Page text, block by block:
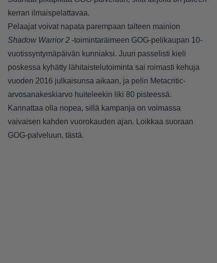
kerran ilmaispelattavaa.
Pelaajat voivat napata parempaan talteen mainion
Shadow Warrior 2 -toimintaräimeen GOG-pelikaupan 10-
vuotissyntymäpäivän kunniaksi. Juuri passelisti kieli
poskessa kyhätty lähitaistelutoiminta sai roimasti kehuja
vuoden 2016 julkaisunsa aikaan, ja pelin Metacritic-
arvosanakeskiarvo huiteleekin liki 80 pisteessä.
Kannattaa olla nopea, sillä kampanja on voimassa
vaivaisen kahden vuorokauden ajan. Loikkaa suoraan
GOG-palveluun, tästä.